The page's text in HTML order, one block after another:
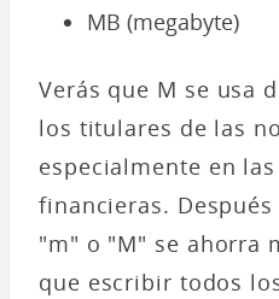
MB (megabyte)
Verás que M se usa
los titulares de las
especialmente en
financieras.
"m" o "M" se ahorra
que escribir todos